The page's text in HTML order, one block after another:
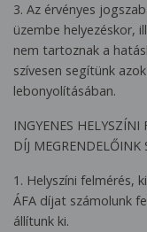
3. Az érvényes
üzembe helyezéskor,
nem tartoznak a
szívesen segítünk
lebonyolításában.
INGYENES HELYSZÍNI
DÍJ MEGRENDELŐINK
1. Helyszíni felmérés,
ÁFA díjat számolunk
állítunk ki.